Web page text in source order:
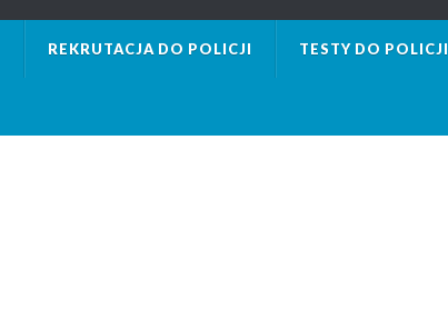
REKRUTACJA DO POLICJI TESTY DO POLICJI